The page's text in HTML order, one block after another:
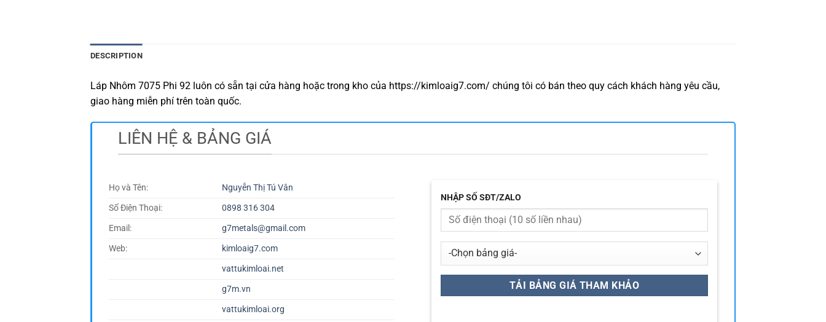
DESCRIPTION
Láp Nhôm 7075 Phi 92 luôn có sẵn tại cửa hàng hoặc trong kho của https://kimloaig7.com/ chúng tôi có bán theo quy cách khách hàng yêu cầu,
giao hàng miễn phí trên toàn quốc.
LIÊN HỆ & BẢNG GIÁ
Họ và Tên:
Nguyễn Thị Tú Vân
Số Điện Thoại:
0898 316 304
Email:
g7metals@gmail.com
Web:
kimloaig7.com
vattukimloai.net
g7m.vn
vattukimloai.org
NHẬP SỐ SĐT/ZALO